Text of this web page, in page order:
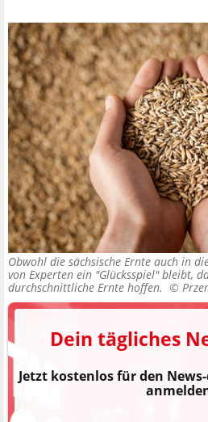
Obwohl die sächsische Ernte auch in
von Experten ein "Glücksspiel" bleibt,
durchschnittliche Ernte hoffen. ©
Dein tägliches
Jetzt kostenlos für den